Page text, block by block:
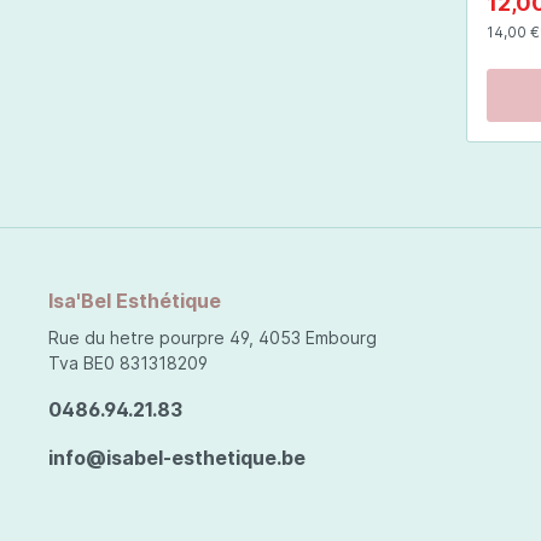
thé,
14,00
Isa'Bel Esthétique
Rue du hetre pourpre 49, 4053 Embourg
Tva BE0 831318209
0486.94.21.83
info@isabel-esthetique.be